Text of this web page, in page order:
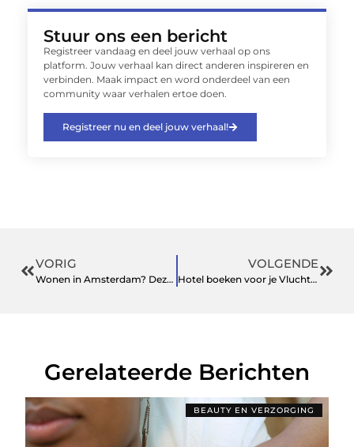
Stuur ons een bericht
Registreer vandaag en deel jouw verhaal op ons
platform. Jouw verhaal kan direct anderen inspireren en
verbinden. Maak impact en word onderdeel van een
community waar verhalen ertoe doen.
Registreer nu en deel jouw verhaal!
VORIG
Wonen in Amsterdam? Deze klussen komen vaak voor in de stad
VOLGENDE
Hotel boeken voor je Vlucht vanaf Schiphol
Gerelateerde Berichten
BEAUTY EN VERZORGING